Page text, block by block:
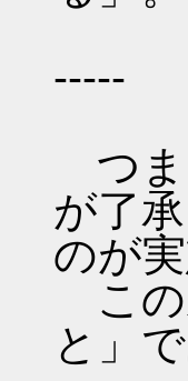
-----
つま
が了
のが
この
と」